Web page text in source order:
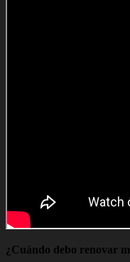
¿Cuándo debo renovar